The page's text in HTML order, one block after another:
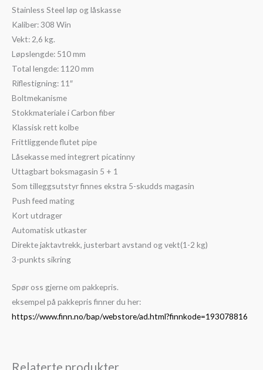
Stainless Steel løp og låskasse
Kaliber: 308 Win
Vekt: 2,6 kg.
Løpslengde: 510 mm
Total lengde: 1120 mm
Riflestigning: 11″
Boltmekanisme
Stokkmateriale i Carbon fiber
Klassisk rett kolbe
Frittliggende flutet pipe
Låsekasse med integrert picatinny
Uttagbart boksmagasin 5 + 1
Som tilleggsutstyr finnes ekstra 5-skudds magasin
Push feed mating
Kort utdrager
Automatisk utkaster
Direkte jaktavtrekk, justerbart avstand og vekt(1-2 kg)
3-punkts sikring
Spør oss gjerne om pakkepris.
eksempel på pakkepris finner du her:
https://www.finn.no/bap/webstore/ad.html?finnkode=193078816
Relaterte produkter